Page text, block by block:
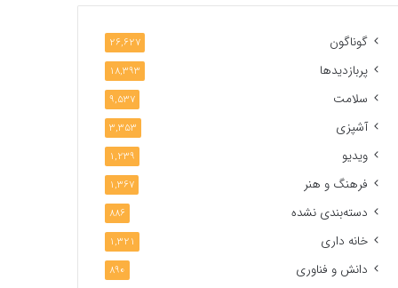
گوناگون 26,627
پربازدیدها 18,393
سلامت 9,537
آشپزی 3,353
ویدیو 1,239
فرهنگ و هنر 1,367
دسته‌بندی نشده 886
خانه داری 1,321
دانش و فناوری 890